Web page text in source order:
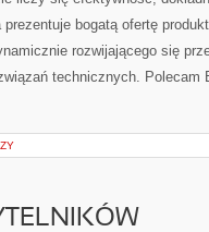
bogatą ofertę
rozwijającego się
technicznych. Polecam